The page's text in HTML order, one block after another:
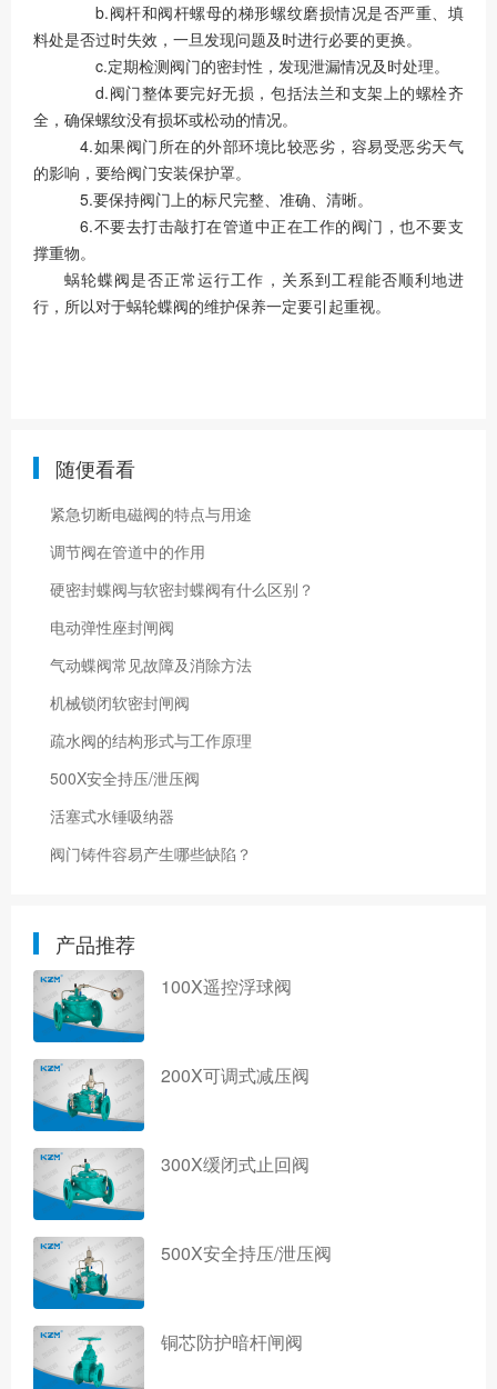
b.阀杆和阀杆螺母的梯形螺纹磨损情况是否严重、填
料处是否过时失效，一旦发现问题及时进行必要的更换。
c.定期检测阀门的密封性，发现泄漏情况及时处理。
d.阀门整体要完好无损，包括法兰和支架上的螺栓齐
全，确保螺纹没有损坏或松动的情况。
4.如果阀门所在的外部环境比较恶劣，容易受恶劣天气
的影响，要给阀门安装保护罩。
5.要保持阀门上的标尺完整、准确、清晰。
6.不要去打击敲打在管道中正在工作的阀门，也不要支
撑重物。
蜗轮蝶阀是否正常运行工作，关系到工程能否顺利地进
行，所以对于蜗轮蝶阀的维护保养一定要引起重视。
随便看看
紧急切断电磁阀的特点与用途
调节阀在管道中的作用
硬密封蝶阀与软密封蝶阀有什么区别？
电动弹性座封闸阀
气动蝶阀常见故障及消除方法
机械锁闭软密封闸阀
疏水阀的结构形式与工作原理
500X安全持压/泄压阀
活塞式水锤吸纳器
阀门铸件容易产生哪些缺陷？
产品推荐
100X遥控浮球阀
200X可调式减压阀
300X缓闭式止回阀
500X安全持压/泄压阀
铜芯防护暗杆闸阀